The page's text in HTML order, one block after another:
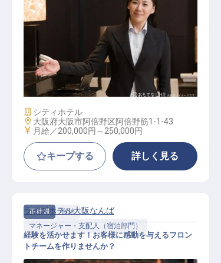
アシスタントマネージャー
施設業態
シティホテル
勤務地
大阪府大阪市阿倍野区阿倍野筋1-1-43
給与
月給／200,000円～ 250,000円
キープする 詳しく見る
正社員
宿泊
マネージャー・支配人（宿泊部門）
ライズホテル大阪なんば
経験を活かせます！お客様に感動を与えるフロン
トチームを作りませんか？